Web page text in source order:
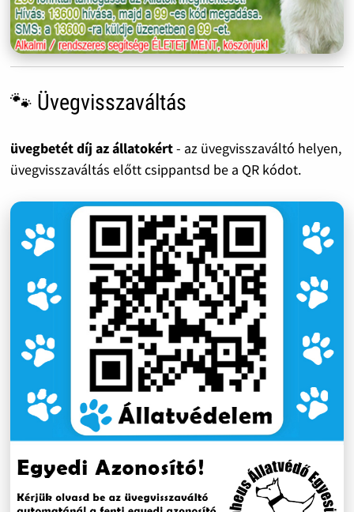
🐾 Üvegvisszaváltás
üvegbetét díj az állatokért- az üvegvisszaváltó helyen,
üvegvisszaváltás előtt csippantsd be a QR kódot.